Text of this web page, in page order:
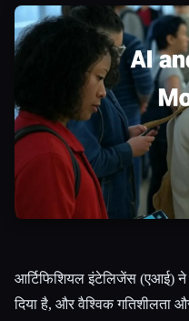
आर्टिफिशियल इंटेलिजेंस (एआई) ने
दिया है, और वैश्विक गतिशीलता